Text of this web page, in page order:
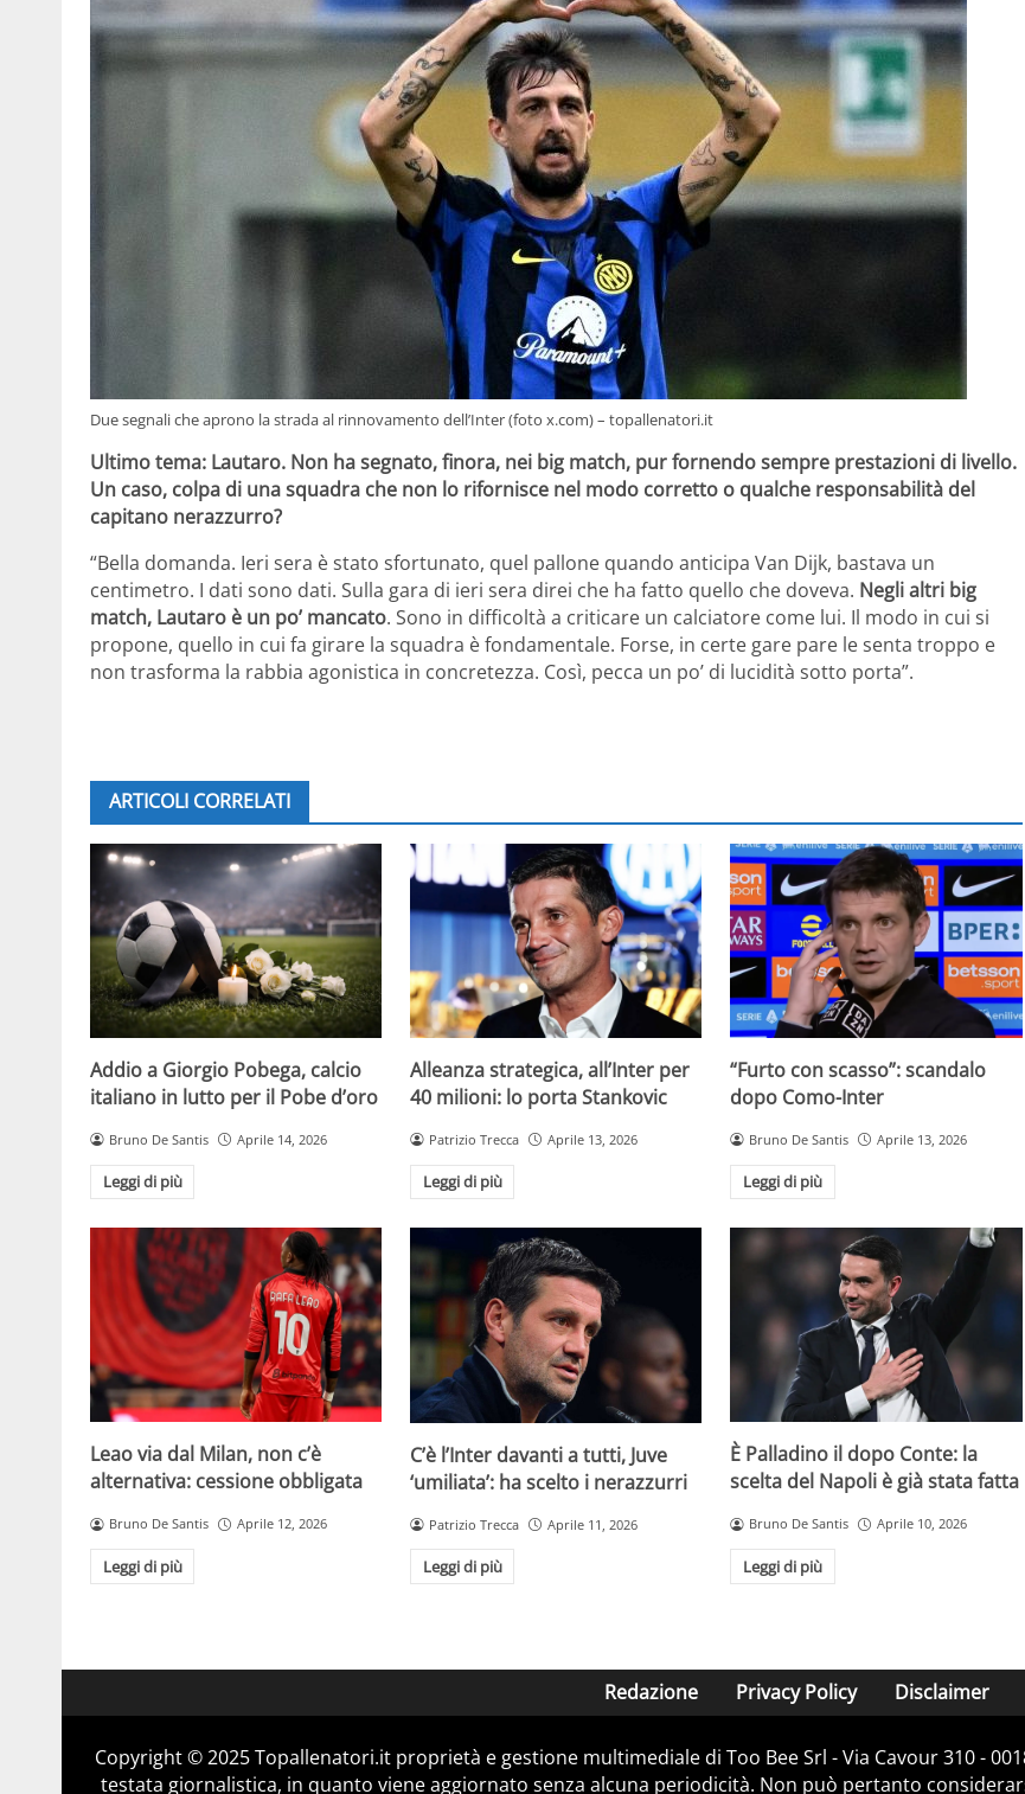
Due segnali che aprono la strada al rinnovamento dell’Inter (foto x.com) – topallenatori.it
Ultimo tema: Lautaro. Non ha segnato, finora, nei big match, pur fornendo sempre prestazioni di livello.
Un caso, colpa di una squadra che non lo rifornisce nel modo corretto o qualche responsabilità del
capitano nerazzurro?
“Bella domanda. Ieri sera è stato sfortunato, quel pallone quando anticipa Van Dijk, bastava un
centimetro. I dati sono dati. Sulla gara di ieri sera direi che ha fatto quello che doveva. Negli altri big
match, Lautaro è un po’ mancato. Sono in difficoltà a criticare un calciatore come lui. Il modo in cui si
propone, quello in cui fa girare la squadra è fondamentale. Forse, in certe gare pare le senta troppo e
non trasforma la rabbia agonistica in concretezza. Così, pecca un po’ di lucidità sotto porta”.
ARTICOLI CORRELATI
Addio a Giorgio Pobega, calcio
italiano in lutto per il Pobe d’oro
Bruno De Santis Aprile 14, 2026
Leggi di più
Alleanza strategica, all’Inter per
40 milioni: lo porta Stankovic
Patrizio Trecca Aprile 13, 2026
Leggi di più
“Furto con scasso”: scandalo
dopo Como-Inter
Bruno De Santis Aprile 13, 2026
Leggi di più
Leao via dal Milan, non c’è
alternativa: cessione obbligata
Bruno De Santis Aprile 12, 2026
Leggi di più
C’è l’Inter davanti a tutti, Juve
‘umiliata’: ha scelto i nerazzurri
Patrizio Trecca Aprile 11, 2026
Leggi di più
È Palladino il dopo Conte: la
scelta del Napoli è già stata fatta
Bruno De Santis Aprile 10, 2026
Leggi di più
Redazione Privacy Policy Disclaimer
Copyright © 2025 Topallenatori.it proprietà e gestione multimediale di Too Bee Srl - Via Cavour 310 -
testata giornalistica, in quanto viene aggiornato senza alcuna periodicità. Non può pertanto